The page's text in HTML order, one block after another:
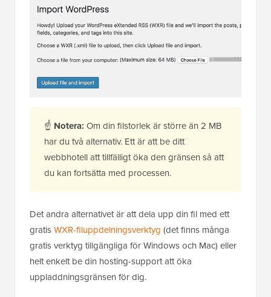
☝ Notera: Om din filstorlek är större än 2 MB
har du två alternativ. Ett är att be ditt
webbhotell att tillfälligt öka den gränsen så att
du kan fortsätta med processen.
Det andra alternativet är att dela upp din fil med ett
gratisWXR-filuppdelningsverktyg (det finns många
gratis verktyg tillgängliga för Windows och Mac) eller
helt enkelt be din hosting-support att öka
uppladdningsgränsen för dig.